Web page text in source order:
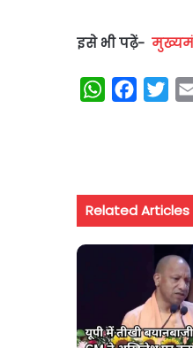
इसे भी पढ़ें-
W
A
o
e
Related Articles